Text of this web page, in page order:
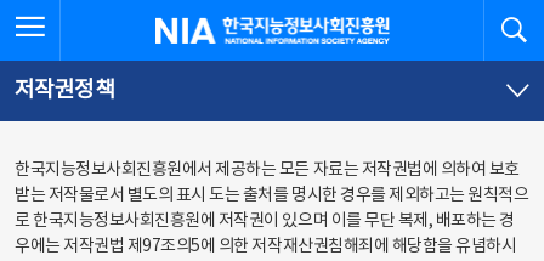
문
로
가
체
뉴
바
가
한국지능정보사회진흥원
저작권정책
한국지능정보사회진흥원에서 제공하는 모든 자료는 저작권법에 의하여 보호
받는 저작물로서 별도의 표시 도는 출처를 명시한 경우를 제외하고는 원칙적으
로 한국지능정보사회진흥원에 저작권이 있으며 이를 무단 복제, 배포하는 경
우에는 저작권법 제97조의5에 의한 저작재산권침해죄에 해당함을 유념하시